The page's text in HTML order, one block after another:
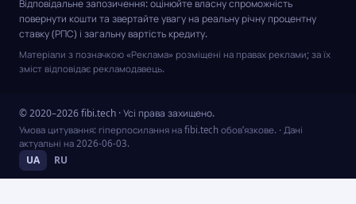
Відповідальне запозичення: оцінюйте власну спроможність
повернути кошти та звертайте увагу на реальну річну процентну
ставку (РПС) і загальну вартість кредиту.
Матеріали з позначкою «Реклама» розміщені на правах реклами; за їх
зміст відповідає рекламодавець.
© 2020–2026 fibi.tech · Усі права захищено.
Умова цитування: гіперпосилання на fibi.tech обов’язкове. · Дані
актуальні на 2026-06-03.
UA RU